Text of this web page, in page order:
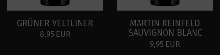
GRÜNER VELTLINER
8,95 EUR
MARTIN REINFELD
SAUVIGNON BLANC
9,95 EUR